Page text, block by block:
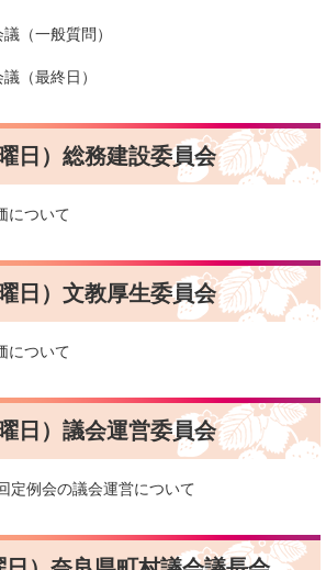
（一般質問）
（最終日）
日）総務建設委員会
について
日）文教厚生委員会
について
日）議会運営委員会
定例会の議会運営について